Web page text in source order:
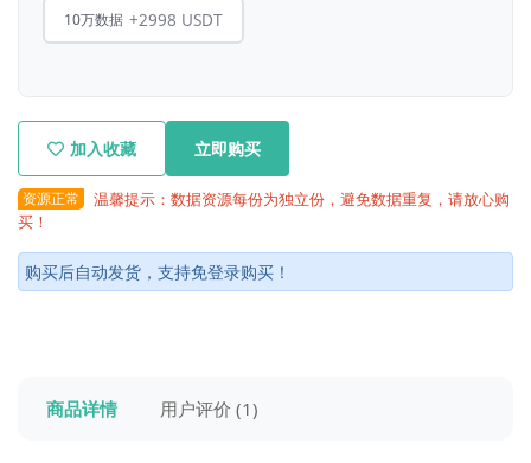
10万数据 +2998 USDT
加入收藏 立即购买
资源正常
温馨提示：数据资源每份为独立份，避免数据重复，请放心购
买！
购买后自动发货，支持免登录购买！
商品详情 用户评价 (1)